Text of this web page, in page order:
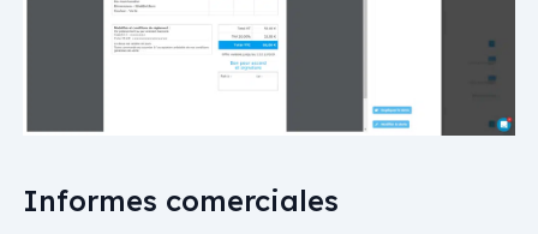
Informes comerciales